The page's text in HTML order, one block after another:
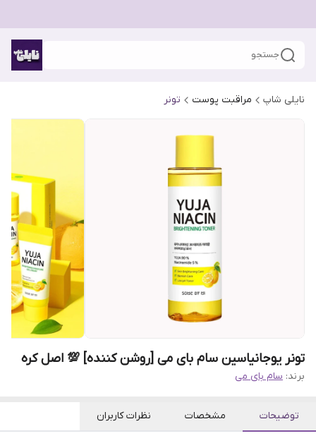
جستجو
نایلی شاپ مراقبت پوست تونر
تونر یوجانیاسین سام بای می [روشن کننده] 💯 اصل کره
برند: سام بای می
توضیحات مشخصات نظرات کاربران